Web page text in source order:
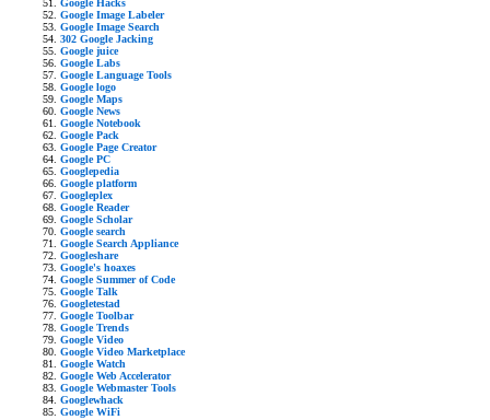
Google Image Labeler
Google Image Search
302 Google Jacking
Google juice
Google Labs
Google Language Tools
Google logo
Google Maps
Google News
Google Notebook
Google Pack
Google Page Creator
Google PC
Googlepedia
Google platform
Googleplex
Google Reader
Google Scholar
Google search
Google Search Appliance
Googleshare
Google's hoaxes
Google Summer of Code
Google Talk
Googletestad
Google Toolbar
Google Trends
Google Video
Google Video Marketplace
Google Watch
Google Web Accelerator
Google Webmaster Tools
Googlewhack
Google WiFi